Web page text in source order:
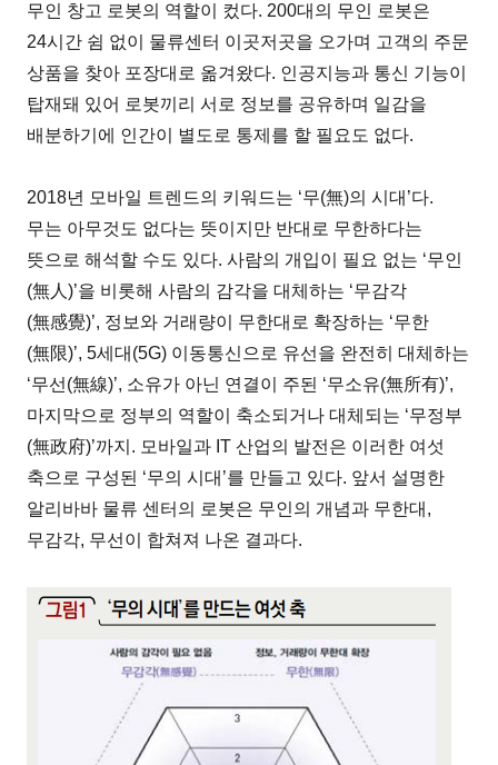
무인 창고 로봇의 역할이 컸다. 200대의 무인 로봇은
24시간 쉼 없이 물류센터 이곳저곳을 오가며 고객의 주문
상품을 찾아 포장대로 옮겨왔다. 인공지능과 통신 기능이
탑재돼 있어 로봇끼리 서로 정보를 공유하며 일감을
배분하기에 인간이 별도로 통제를 할 필요도 없다.
2018년 모바일 트렌드의 키워드는 ‘무(無)의 시대’다.
무는 아무것도 없다는 뜻이지만 반대로 무한하다는
뜻으로 해석할 수도 있다. 사람의 개입이 필요 없는 ‘무인
(無人)’을 비롯해 사람의 감각을 대체하는 ‘무감각
(無感覺)’, 정보와 거래량이 무한대로 확장하는 ‘무한
(無限)’, 5세대(5G) 이동통신으로 유선을 완전히 대체하는
‘무선(無線)’, 소유가 아닌 연결이 주된 ‘무소유(無所有)’,
마지막으로 정부의 역할이 축소되거나 대체되는 ‘무정부
(無政府)’까지. 모바일과 IT 산업의 발전은 이러한 여섯
축으로 구성된 ‘무의 시대’를 만들고 있다. 앞서 설명한
알리바바 물류 센터의 로봇은 무인의 개념과 무한대,
무감각, 무선이 합쳐져 나온 결과다.